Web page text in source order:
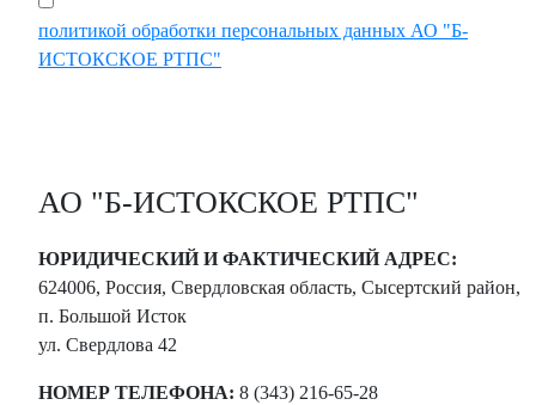
политикой обработки персональных данных АО "Б-
ИСТОКСКОЕ РТПС"
АО "Б-ИСТОКСКОЕ РТПС"
ЮРИДИЧЕСКИЙ И ФАКТИЧЕСКИЙ АДРЕС:
624006, Россия, Свердловская область, Сысертский район,
п. Большой Исток
ул. Свердлова 42
НОМЕР ТЕЛЕФОНА: 8 (343) 216-65-28